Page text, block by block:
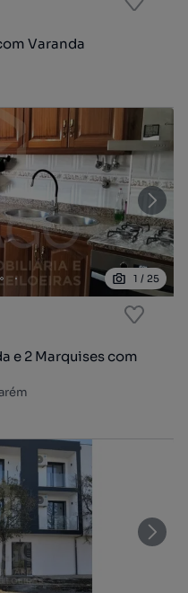
Varanda
1 / 25
e 2 Marquises com